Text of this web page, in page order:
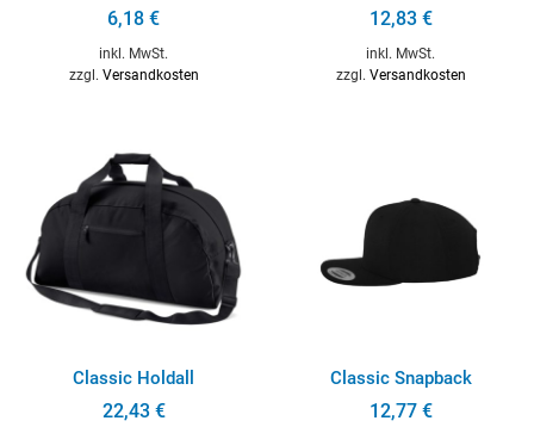
6,18 €
inkl. MwSt.
zzgl. Versandkosten
12,83 €
inkl. MwSt.
zzgl. Versandkosten
Classic Holdall
22,43 €
Classic Snapback
12,77 €